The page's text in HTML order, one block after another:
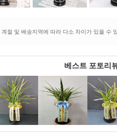
계절 및 배송지역에 따라 다소 차이가 있을 수
베스트 포토리